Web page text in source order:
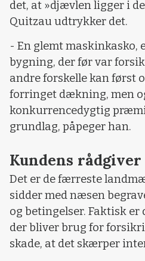
det, at »djævlen ligger i
Quitzau udtrykker det.
- En glemt maskinkasko,
bygning, der før var
andre forskelle kan først
forringet dækning, men
konkurrencedygtig
grundlag, påpeger han.
Kundens rådgiver
Det er de færreste
sidder med næsen
og betingelser. Faktisk
der bliver brug for
skade, at det skærper